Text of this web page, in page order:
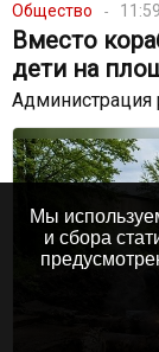
Общество
Вместо
дети на
Администрация
Мы
и сбора